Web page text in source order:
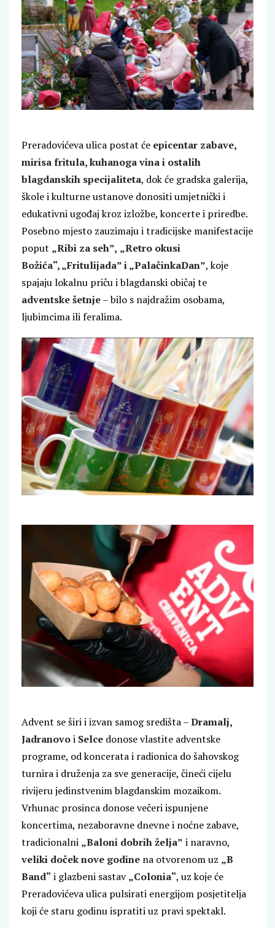
Preradovićeva ulica postat će epicentar zabave,
mirisa fritula, kuhanoga vina i ostalih
blagdanskih specijaliteta, dok će gradska galerija,
škole i kulturne ustanove donositi umjetnički i
edukativni ugođaj kroz izložbe, koncerte i priredbe.
Posebno mjesto zauzimaju i tradicijske manifestacije
poput „Ribi za seh”, „Retro okusi
Božića“, „Fritulijada” i „PalačinkaDan”, koje
spajaju lokalnu priču i blagdanski običaj te
adventske šetnje– bilo s najdražim osobama,
ljubimcima ili feralima.
Advent se širi i izvan samog središta –Dramalj,
Jadranovoi Selce donose vlastite adventske
programe, od koncerata i radionica do šahovskog
turnira i druženja za sve generacije, čineći cijelu
rivijeru jedinstvenim blagdanskim mozaikom.
Vrhunac prosinca donose večeri ispunjene
koncertima, nezaboravne dnevne i noćne zabave,
tradicionalni „Baloni dobrih želja” i naravno,
veliki doček nove godine na otvorenom uz „B
Band“i glazbeni sastav„Colonia“, uz koje će
Preradovićeva ulica pulsirati energijom posjetitelja
koji će staru godinu ispratiti uz pravi spektakl.